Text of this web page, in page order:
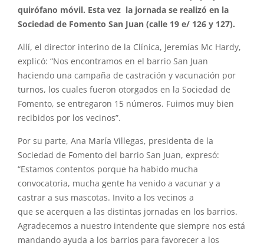
quirófano móvil. Esta vez la jornada se realizó en la
Sociedad de Fomento San Juan (calle 19 e/ 126 y 127).
Allí, el director interino de la Clínica, Jeremías Mc Hardy,
explicó: “Nos encontramos en el barrio San Juan
haciendo una campaña de castración y vacunación por
turnos, los cuales fueron otorgados en la Sociedad de
Fomento, se entregaron 15 números. Fuimos muy bien
recibidos por los vecinos”.
Por su parte, Ana María Villegas, presidenta de la
Sociedad de Fomento del barrio San Juan, expresó:
“Estamos contentos porque ha habido mucha
convocatoria, mucha gente ha venido a vacunar y a
castrar a sus mascotas. Invito a los vecinos a
que se acerquen a las distintas jornadas en los barrios.
Agradecemos a nuestro intendente que siempre nos está
mandando ayuda a los barrios para favorecer a los